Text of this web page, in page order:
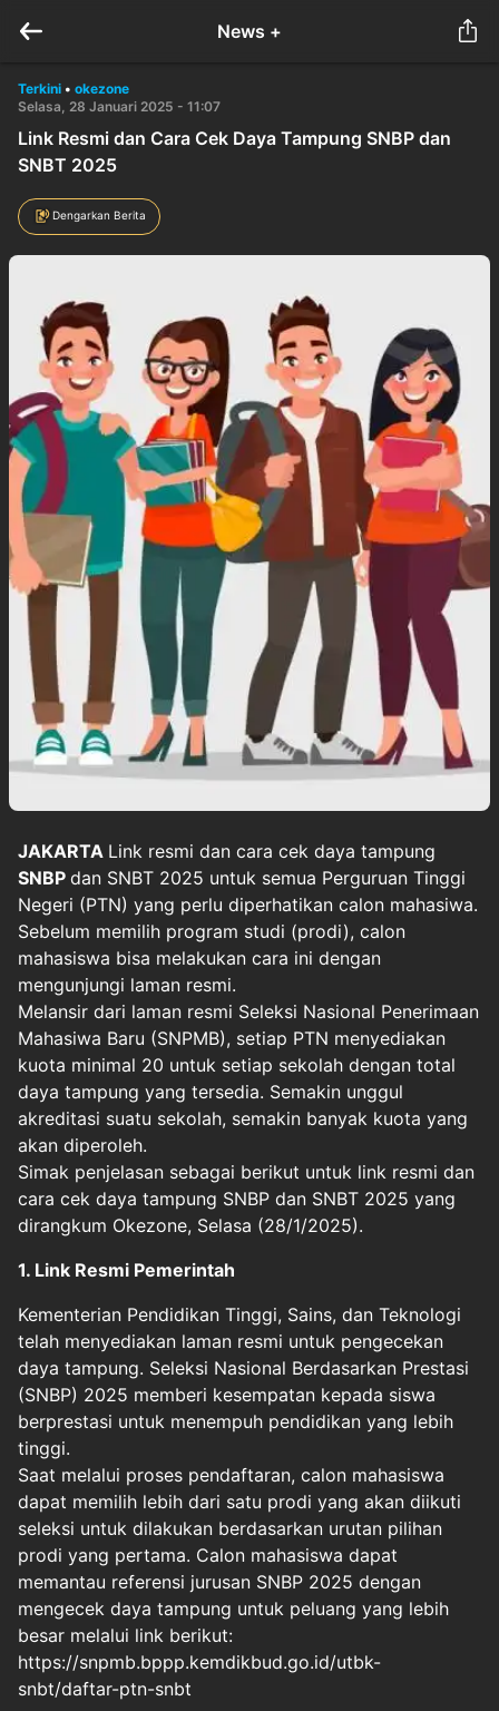
News +
Terkini • okezone
Selasa, 28 Januari 2025 - 11:07
Link Resmi dan Cara Cek Daya Tampung SNBP dan
SNBT 2025
Dengarkan Berita
JAKARTA Link resmi dan cara cek daya tampung
SNBP dan SNBT 2025 untuk semua Perguruan Tinggi
Negeri (PTN) yang perlu diperhatikan calon mahasiwa.
Sebelum memilih program studi (prodi), calon
mahasiswa bisa melakukan cara ini dengan
mengunjungi laman resmi.
Melansir dari laman resmi Seleksi Nasional Penerimaan
Mahasiwa Baru (SNPMB), setiap PTN menyediakan
kuota minimal 20 untuk setiap sekolah dengan total
daya tampung yang tersedia. Semakin unggul
akreditasi suatu sekolah, semakin banyak kuota yang
akan diperoleh.
Simak penjelasan sebagai berikut untuk link resmi dan
cara cek daya tampung SNBP dan SNBT 2025 yang
dirangkum Okezone, Selasa (28/1/2025).
1. Link Resmi Pemerintah
Kementerian Pendidikan Tinggi, Sains, dan Teknologi
telah menyediakan laman resmi untuk pengecekan
daya tampung. Seleksi Nasional Berdasarkan Prestasi
(SNBP) 2025 memberi kesempatan kepada siswa
berprestasi untuk menempuh pendidikan yang lebih
tinggi.
Saat melalui proses pendaftaran, calon mahasiswa
dapat memilih lebih dari satu prodi yang akan diikuti
seleksi untuk dilakukan berdasarkan urutan pilihan
prodi yang pertama. Calon mahasiswa dapat
memantau referensi jurusan SNBP 2025 dengan
mengecek daya tampung untuk peluang yang lebih
besar melalui link berikut:
https://snpmb.bppp.kemdikbud.go.id/utbk-
snbt/daftar-ptn-snbt